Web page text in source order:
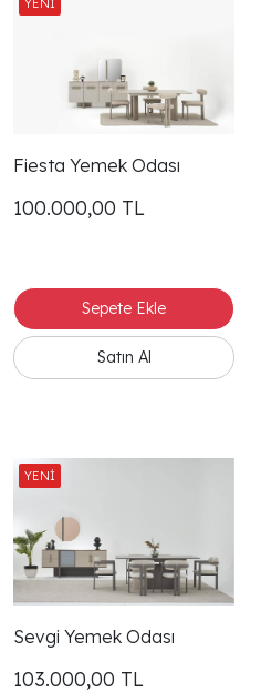
Fiesta Yemek Odası
100.000,00 TL
Sevgi Yemek Odası
103.000,00 TL